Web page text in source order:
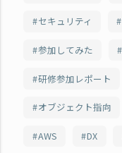
セキュリティ
参加してみた
研修参加レポート
オブジェクト指向
AWS DX